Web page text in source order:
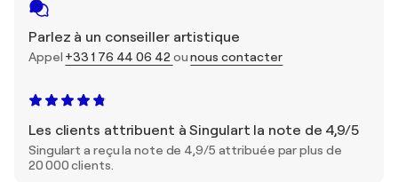
Parlez à un conseiller artistique
Appel +33 1 76 44 06 42 ounous contacter
Les clients attribuent à Singulart la note de 4,9/5
Singulart a reçu la note de 4,9/5 attribuée par plus de
20 000 clients.